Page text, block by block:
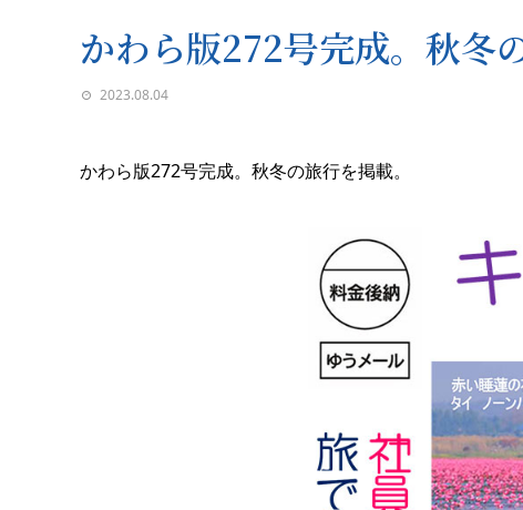
かわら版272号完成。秋冬
2023.08.04
かわら版272号完成。秋冬の旅行を掲載。